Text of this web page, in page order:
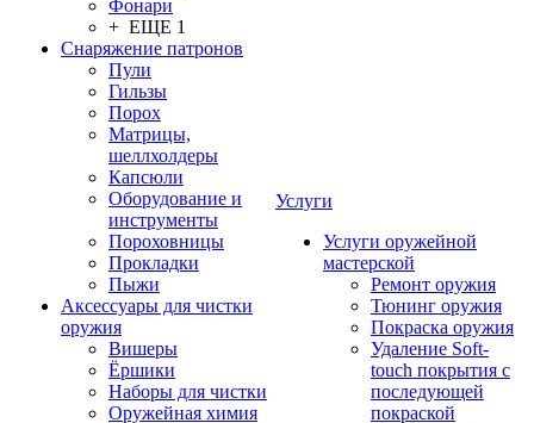
Фонари
+ ЕЩЕ 1
Снаряжение патронов
Пули
Гильзы
Порох
Матрицы,
шеллхолдеры
Капсюли
Оборудование и
инструменты
Пороховницы
Прокладки
Пыжи
Аксессуары для чистки
оружия
Вишеры
Ёршики
Наборы для чистки
Оружейная химия
Услуги
Услуги оружейной
мастерской
Ремонт оружия
Тюнинг оружия
Покраска оружия
Удаление Soft-
touch покрытия с
последующей
покраской